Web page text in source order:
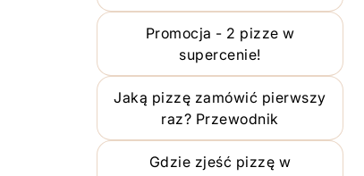
Promocja - 2 pizze w
supercenie!
Jaką pizzę zamówić pierwszy
raz? Przewodnik
Gdzie zjeść pizzę w